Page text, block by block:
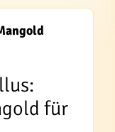
für